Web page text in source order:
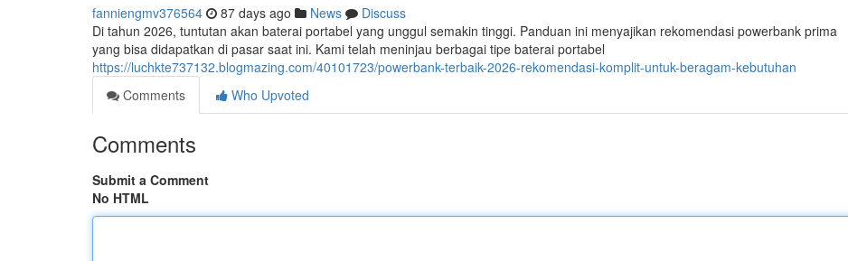
fanniengmv376564 87 days ago News
Discuss
Di tahun 2026, tuntutan akan baterai portabel yang unggul semakin tinggi. Panduan ini menyajikan rekomendasi powerbank prima
yang bisa didapatkan di pasar saat ini. Kami telah meninjau berbagai tipe baterai portabel
https://luchkte737132.blogmazing.com/40101723/powerbank-terbaik-2026-rekomendasi-komplit-untuk-beragam-kebutuhan
Comments
Who Upvoted
Comments
Submit a Comment
No HTML